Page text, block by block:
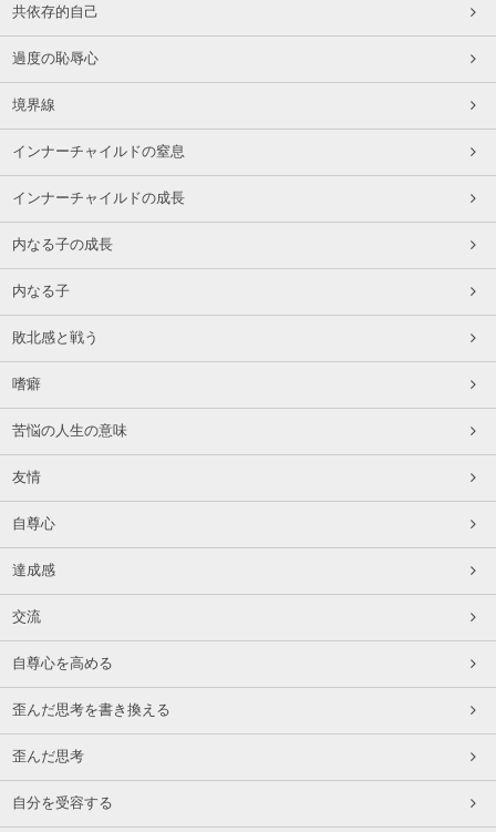
共依存的自己
過度の恥辱心
境界線
インナーチャイルドの窒息
インナーチャイルドの成長
内なる子の成長
内なる子
敗北感と戦う
嗜癖
苦悩の人生の意味
友情
自尊心
達成感
交流
自尊心を高める
歪んだ思考を書き換える
歪んだ思考
自分を受容する